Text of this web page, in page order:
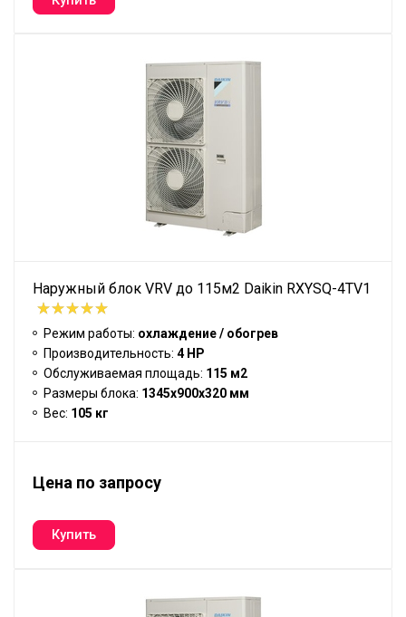
Наружный блок VRV до 115м2 Daikin RXYSQ-4TV1
Режим работы: охлаждение / обогрев
Производительность: 4 HP
Обслуживаемая площадь: 115 м2
Размеры блока: 1345x900x320 мм
Вес: 105 кг
Цена по запросу